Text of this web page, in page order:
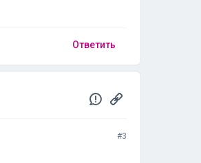
Ответить
#3